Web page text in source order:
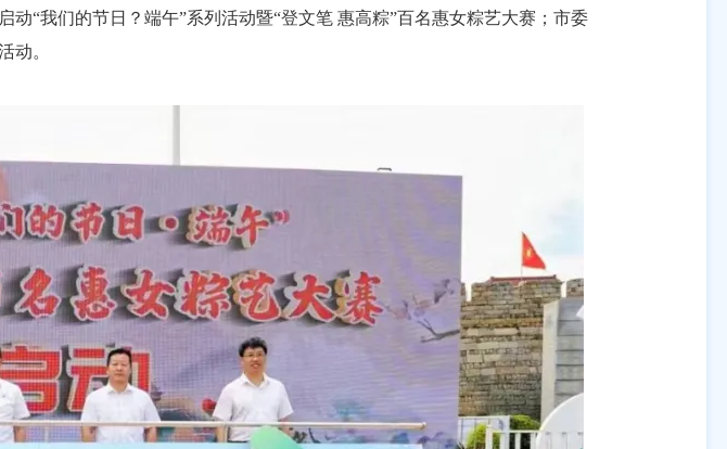
我们的节日？端午”系列活动暨“登文笔 惠高粽”百名惠女粽艺大赛；市委
动。